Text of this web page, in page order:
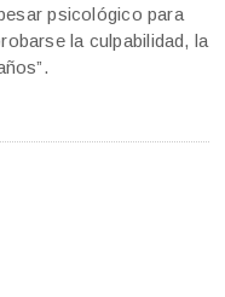
psicológico para
la culpabilidad, la